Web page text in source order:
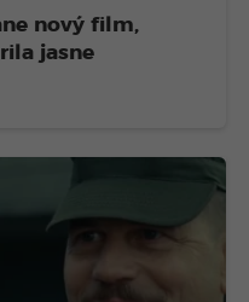
nový film,
jasne